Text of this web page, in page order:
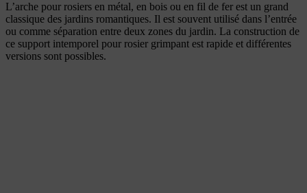
L’arche pour rosiers en métal, en bois ou en fil de fer est un grand
classique des jardins romantiques. Il est souvent utilisé dans l’entrée
ou comme séparation entre deux zones du jardin. La construction de
ce support intemporel pour rosier grimpant est rapide et différentes
versions sont possibles.